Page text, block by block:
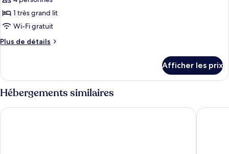
ce
type
chambre :
sur
la
mer
1 très grand lit
Wi-Fi gratuit
Plus de détails
Plus
Suite,
vue
sur
mer
Afficher les prix
Hébergements similaires
Vinpearl Resort & Spa Phu Quoc